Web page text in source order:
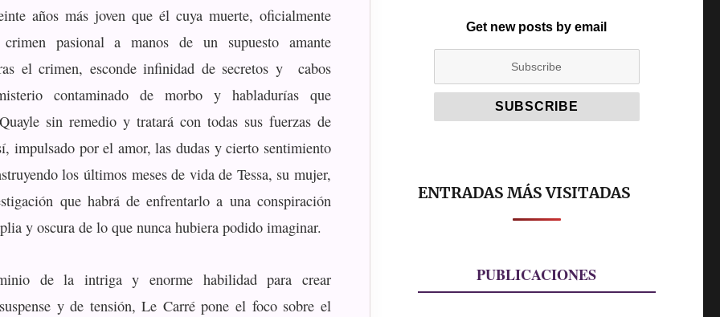
años más joven que él cuya muerte, oficialmente
crimen pasional a manos de un supuesto amante
el crimen, esconde infinidad de secretos y cabos
contaminado de morbo y habladurías que
sin remedio y tratará con todas sus fuerzas de
impulsado por el amor, las dudas y cierto sentimiento
los últimos meses de vida de Tessa, su mujer,
que habrá de enfrentarlo a una conspiración
y oscura de lo que nunca hubiera podido imaginar.
de la intriga y enorme habilidad para crear
y de tensión, Le Carré pone el foco sobre el
Get new posts by email
ENTRADAS MÁS VISITADAS
PUBLICACIONES